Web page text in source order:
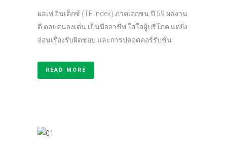
ผลเท่ อินเด็กซ์ (TE Index) ภาคเอกชน ปี 59 ผลงาน
ดี ตอบสนองเด่น เป็นมืออาชีพ ใส่ใจผู้บริโภค แต่ยัง
อ่อนเรื่องรับผิดชอบ และการปลอดคอร์รัปชั่น
READ MORE